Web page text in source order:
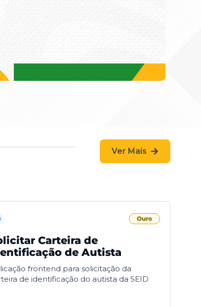
Ver Mais
Ouro
Carteira de
de Autista
frontend para solicitação da
de identificação do autista da SEID